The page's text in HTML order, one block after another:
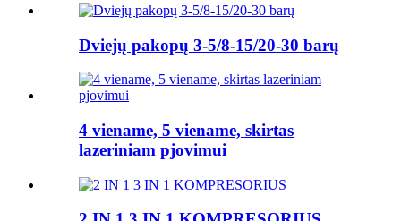
Dviejų pakopų 3-5/8-15/20-30 barų
4 viename, 5 viename, skirtas
lazeriniam pjovimui